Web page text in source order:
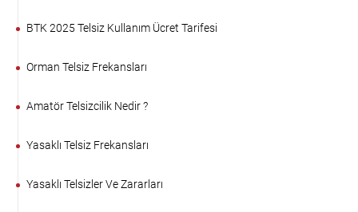
BTK 2025 Telsiz Kullanım Ücret Tarifesi
Orman Telsiz Frekansları
Amatör Telsizcilik Nedir ?
Yasaklı Telsiz Frekansları
Yasaklı Telsizler Ve Zararları